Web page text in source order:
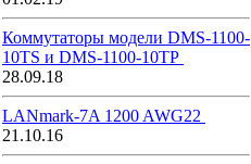
Коммутаторы модели DMS-1100-
10TS и DMS-1100-10ТР
28.09.18
LANmark-7A 1200 AWG22
21.10.16